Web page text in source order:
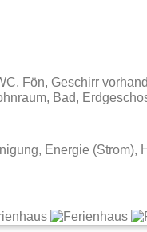
Fön, Geschirr
Bad,
Energie (Strom),